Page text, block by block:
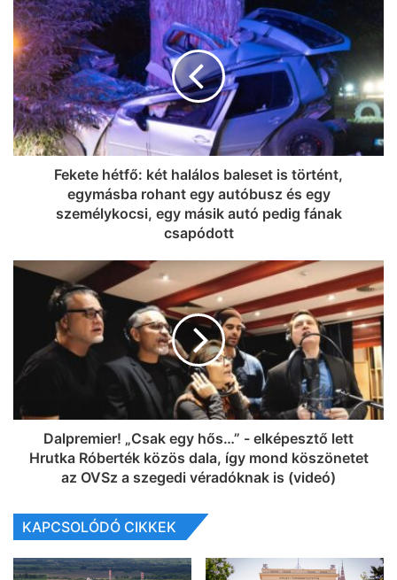
Fekete hétfő: két halálos baleset is történt,
egymásba rohant egy autóbusz és egy
személykocsi, egy másik autó pedig fának
csapódott
Dalpremier! „Csak egy hős…” - elképesztő lett
Hrutka Róberték közös dala, így mond köszönetet
az OVSz a szegedi véradóknak is (videó)
KAPCSOLÓDÓ CIKKEK